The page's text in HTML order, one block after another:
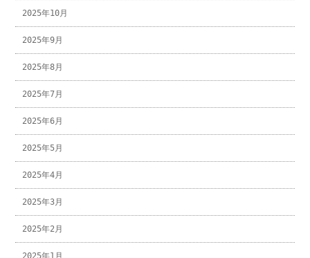
2025年10月
2025年9月
2025年8月
2025年7月
2025年6月
2025年5月
2025年4月
2025年3月
2025年2月
2025年1月